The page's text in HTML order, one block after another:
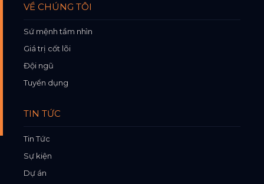
VỀ CHÚNG TÔI
Sứ mệnh tầm nhìn
Giá trị cốt lõi
Đội ngũ
Tuyển dụng
TIN TỨC
Tin Tức
Sự kiện
Dự án